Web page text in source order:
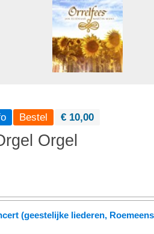
€ 10,00
Orgel